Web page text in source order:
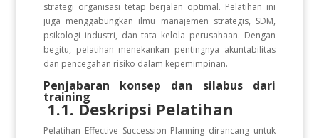
strategi organisasi tetap berjalan optimal. Pelatihan ini
juga menggabungkan ilmu manajemen strategis, SDM,
psikologi industri, dan tata kelola perusahaan. Dengan
begitu, pelatihan menekankan pentingnya akuntabilitas
dan pencegahan risiko dalam kepemimpinan.
Penjabaran konsep dan silabus dari
training
1.1. Deskripsi Pelatihan
Pelatihan Effective Succession Planning dirancang untuk